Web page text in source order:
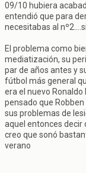
09/10 hubiera
entendió que para
necesitabas al
El problema como
mediatización, su
par de años antes y
fútbol más general
era el nuevo Ronaldo
pensado que
sus problemas de
aquel entonces decir
creo que sonó
verano